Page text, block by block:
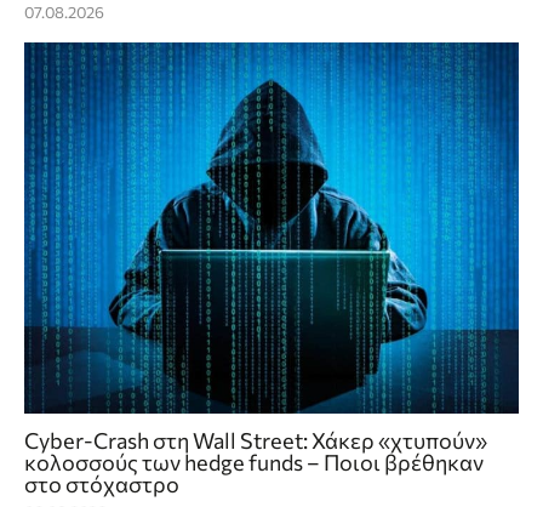
07.08.2026
Cyber-Crash στη Wall Street: Χάκερ «χτυπούν»
κολοσσούς των hedge funds – Ποιοι βρέθηκαν
στο στόχαστρο